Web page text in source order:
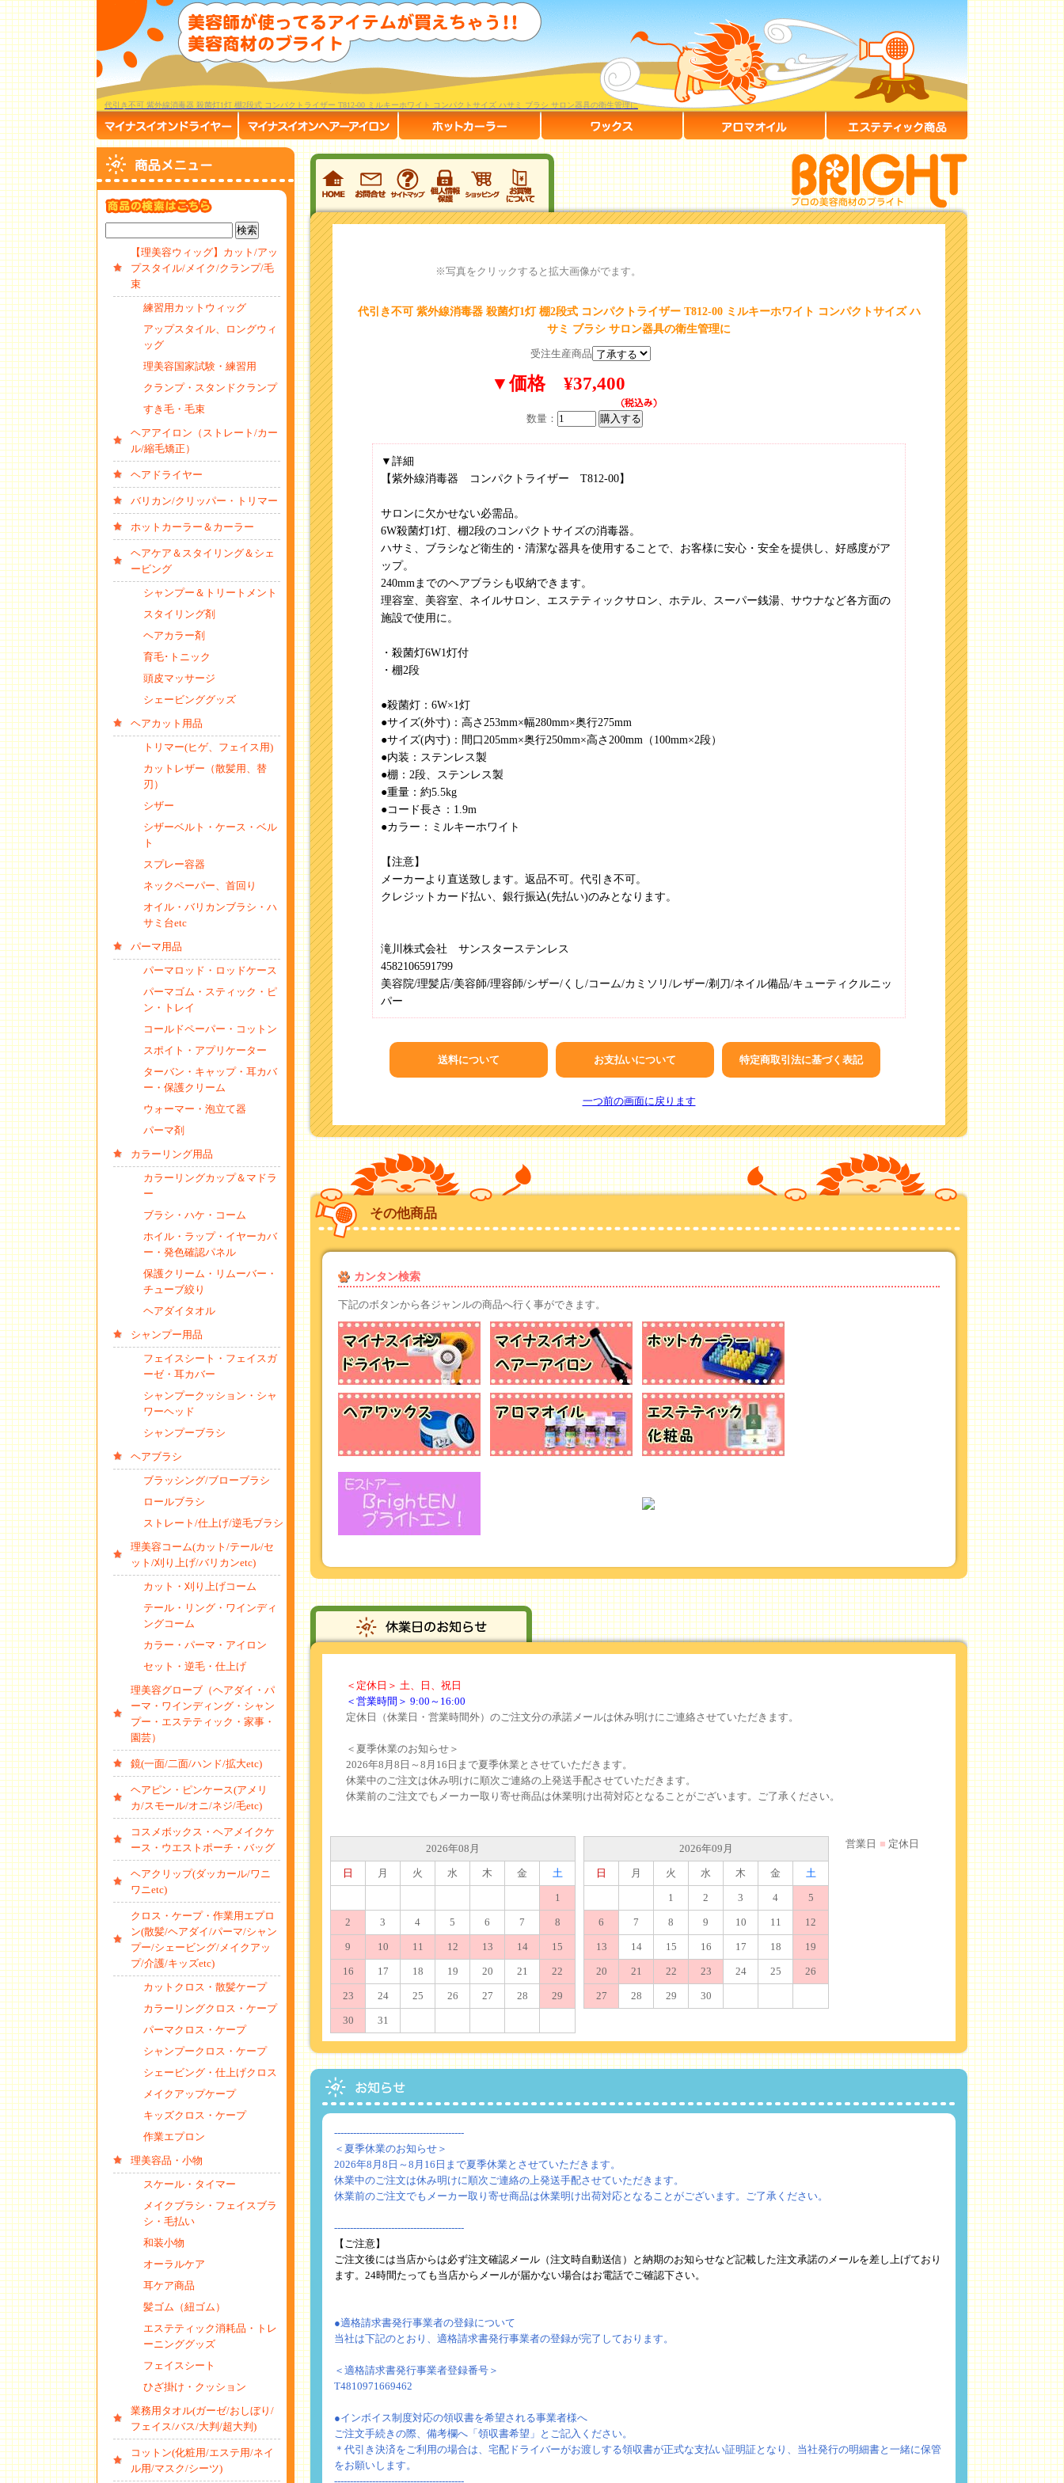
代引き不可 紫外線消毒器 殺菌灯1灯 棚2段式 コンパクトライザー T812-00 ミルキーホワイト コンパクトサイズ ハサミ ブラシ サロン器具の衛生管理に
※写真をクリックすると拡大画像がでます。
代引き不可 紫外線消毒器 殺菌灯1灯 棚2段式 コンパクトライザー T812-00 ミルキーホワイト コンパクトサイズ ハ
サミ ブラシ サロン器具の衛生管理に
受注生産商品
▼価格 ¥37,400
数量：
▼詳細
【紫外線消毒器 コンパクトライザー T812-00】
サロンに欠かせない必需品。
6W殺菌灯1灯、棚2段のコンパクトサイズの消毒器。
ハサミ、ブラシなど衛生的・清潔な器具を使用することで、お客様に安心・安全を提供し、好感度がア
ップ。
240mmまでのヘアブラシも収納できます。
理容室、美容室、ネイルサロン、エステティックサロン、ホテル、スーパー銭湯、サウナなど各方面の
施設で使用に。
・殺菌灯6W1灯付
・棚2段
●殺菌灯：6W×1灯
●サイズ(外寸)：高さ253mm×幅280mm×奥行275mm
●サイズ(内寸)：間口205mm×奥行250mm×高さ200mm（100mm×2段）
●内装：ステンレス製
●棚：2段、ステンレス製
●重量：約5.5kg
●コード長さ：1.9m
●カラー：ミルキーホワイト
【注意】
メーカーより直送致します。返品不可。代引き不可。
クレジットカード払い、銀行振込(先払い)のみとなります。
滝川株式会社 サンスターステンレス
4582106591799
美容院/理髪店/美容師/理容師/シザー/くし/コーム/カミソリ/レザー/剃刀/ネイル備品/キューティクルニッ
パー
送料について お支払いについて 特定商取引法に基づく表記
一つ前の画面に戻ります
その他商品
カンタン検索
下記のボタンから各ジャンルの商品へ行く事ができます。
＜定休日＞ 土、日、祝日
＜営業時間＞ 9:00～16:00
定休日（休業日・営業時間外）のご注文分の承諾メールは休み明けにご連絡させていただきます。
＜夏季休業のお知らせ＞
2026年8月8日～8月16日まで夏季休業とさせていただきます。
休業中のご注文は休み明けに順次ご連絡の上発送手配させていただきます。
休業前のご注文でもメーカー取り寄せ商品は休業明け出荷対応となることがございます。ご了承ください。
2026年08月
日 月 火 水 木 金 土
1
2 3 4 5 6 7 8
9 10 11 12 13 14 15
16 17 18 19 20 21 22
23 24 25 26 27 28 29
30 31
2026年09月
日 月 火 水 木 金 土
1 2 3 4 5
6 7 8 9 10 11 12
13 14 15 16 17 18 19
20 21 22 23 24 25 26
27 28 29 30
営業日 ■ 定休日
-----------------------------------------
＜夏季休業のお知らせ＞
2026年8月8日～8月16日まで夏季休業とさせていただきます。
休業中のご注文は休み明けに順次ご連絡の上発送手配させていただきます。
休業前のご注文でもメーカー取り寄せ商品は休業明け出荷対応となることがございます。ご了承ください。
-----------------------------------------
【ご注意】
ご注文後には当店からは必ず注文確認メール（注文時自動送信）と納期のお知らせなど記載した注文承諾のメールを差し上げており
ます。24時間たっても当店からメールが届かない場合はお電話でご確認下さい。
●適格請求書発行事業者の登録について
当社は下記のとおり、適格請求書発行事業者の登録が完了しております。
＜適格請求書発行事業者登録番号＞
T4810971669462
●インボイス制度対応の領収書を希望される事業者様へ
ご注文手続きの際、備考欄へ「領収書希望」とご記入ください。
＊代引き決済をご利用の場合は、宅配ドライバーがお渡しする領収書が正式な支払い証明証となり、当社発行の明細書と一緒に保管
をお願いします。
【理美容ウィッグ】カット/アッ
プスタイル/メイク/クランプ/毛
束
練習用カットウィッグ
アップスタイル、ロングウィ
ッグ
理美容国家試験・練習用
クランプ・スタンドクランプ
すき毛・毛束
ヘアアイロン（ストレート/カー
ル/縮毛矯正）
ヘアドライヤー
バリカン/クリッパー・トリマー
ホットカーラー＆カーラー
ヘアケア＆スタイリング＆シェ
ービング
シャンプー＆トリートメント
スタイリング剤
ヘアカラー剤
育毛･トニック
頭皮マッサージ
シェービンググッズ
ヘアカット用品
トリマー(ヒゲ、フェイス用)
カットレザー（散髪用、替
刃）
シザー
シザーベルト・ケース・ベル
ト
スプレー容器
ネックペーパー、首回り
オイル・バリカンブラシ・ハ
サミ台etc
パーマ用品
パーマロッド・ロッドケース
パーマゴム・スティック・ピ
ン・トレイ
コールドペーパー・コットン
スポイト・アプリケーター
ターバン・キャップ・耳カバ
ー・保護クリーム
ウォーマー・泡立て器
パーマ剤
カラーリング用品
カラーリングカップ＆マドラ
ー
ブラシ・ハケ・コーム
ホイル・ラップ・イヤーカバ
ー・発色確認パネル
保護クリーム・リムーバー・
チューブ絞り
ヘアダイタオル
シャンプー用品
フェイスシート・フェイスガ
ーゼ・耳カバー
シャンプークッション・シャ
ワーヘッド
シャンプーブラシ
ヘアブラシ
ブラッシング/ブローブラシ
ロールブラシ
ストレート/仕上げ/逆毛ブラシ
理美容コーム(カット/テール/セ
ット/刈り上げ/バリカンetc)
カット・刈り上げコーム
テール・リング・ワインディ
ングコーム
カラー・パーマ・アイロン
セット・逆毛・仕上げ
理美容グローブ（ヘアダイ・パ
ーマ・ワインディング・シャン
プー・エステティック・家事・
園芸）
鏡(一面/二面/ハンド/拡大etc)
ヘアピン・ピンケース(アメリ
カ/スモール/オニ/ネジ/毛etc)
コスメボックス・ヘアメイクケ
ース・ウエストポーチ・バッグ
ヘアクリップ(ダッカール/ワニ
ワニetc)
クロス・ケープ・作業用エプロ
ン(散髪/ヘアダイ/パーマ/シャン
プー/シェービング/メイクアッ
プ/介護/キッズetc)
カットクロス・散髪ケープ
カラーリングクロス・ケープ
パーマクロス・ケープ
シャンプークロス・ケープ
シェービング・仕上げクロス
メイクアップケープ
キッズクロス・ケープ
作業エプロン
理美容品・小物
スケール・タイマー
メイクブラシ・フェイスブラ
シ・毛払い
和装小物
オーラルケア
耳ケア商品
髪ゴム（紐ゴム）
エステティック消耗品・トレ
ーニンググッズ
フェイスシート
ひざ掛け・クッション
業務用タオル(ガーゼ/おしぼり/
フェイス/バス/大判/超大判)
コットン(化粧用/エステ用/ネイ
ル用/マスク/シーツ)